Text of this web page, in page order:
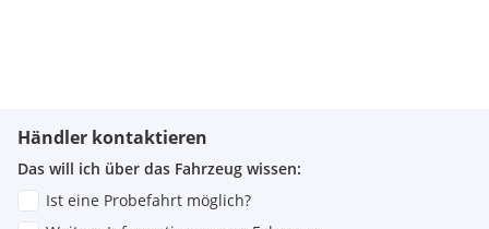
Händler kontaktieren
Das will ich über das Fahrzeug wissen:
Ist eine Probefahrt möglich?